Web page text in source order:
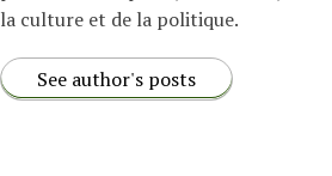
la culture et de la politique.
See author's posts